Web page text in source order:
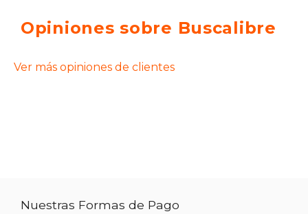
Opiniones sobre Buscalibre
Ver más opiniones de clientes
Nuestras Formas de Pago